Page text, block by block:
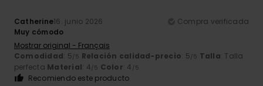
Catherine16. junio 2026
Compra verificada
Muy cómodo
Mostrar original - Français
Comodidad: 5/5 Relación calidad-precio: 5/5 Talla: Talla
perfecta Material: 4/5 Color: 4 /5
Recomiendo este producto